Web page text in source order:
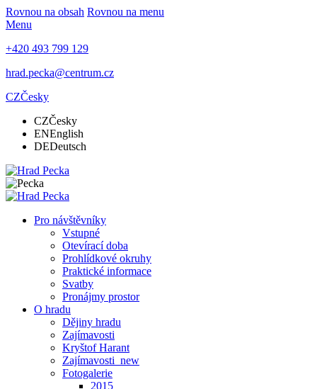
Rovnou na obsah Rovnou na menu
Menu
+420 493 799 129
hrad.pecka@centrum.cz
CZČesky
CZČesky
ENEnglish
DEDeutsch
Pro návštěvníky
Vstupné
Otevírací doba
Prohlídkové okruhy
Praktické informace
Svatby
Pronájmy prostor
O hradu
Dějiny hradu
Zajímavosti
Kryštof Harant
Zajímavosti_new
Fotogalerie
2015